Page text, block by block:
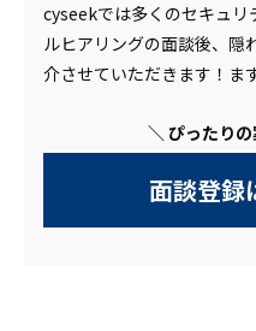
cyseekでは多くのセキュリ
ルヒアリングの面談後、隠
介させていただきます！ま
＼ ぴったり
面談登録